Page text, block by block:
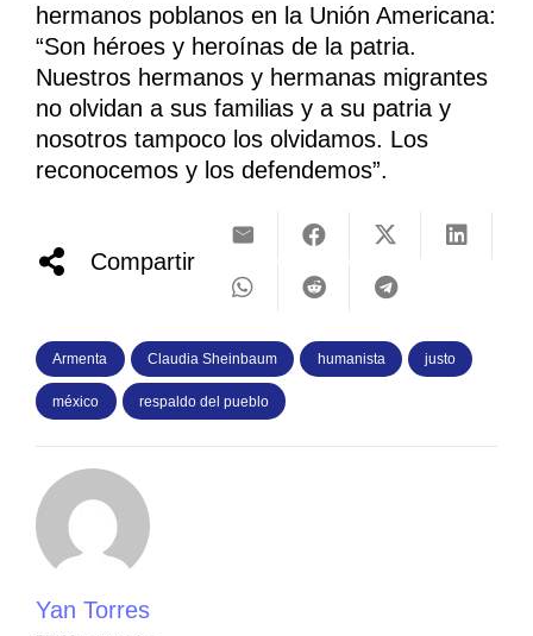
hermanos poblanos en la Unión Americana:
“Son héroes y heroínas de la patria.
Nuestros hermanos y hermanas migrantes
no olvidan a sus familias y a su patria y
nosotros tampoco los olvidamos. Los
reconocemos y los defendemos”.
Compartir
Armenta Claudia Sheinbaum humanista justo
méxico respaldo del pueblo
Yan Torres